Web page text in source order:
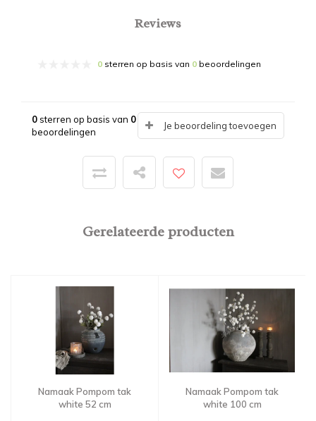
Reviews
0 sterren op basis van 0 beoordelingen
0sterren op basis van 0
beoordelingen
Je beoordeling toevoegen
Gerelateerde producten
Namaak Pompom tak
white 52 cm
Namaak Pompom tak
white 100 cm